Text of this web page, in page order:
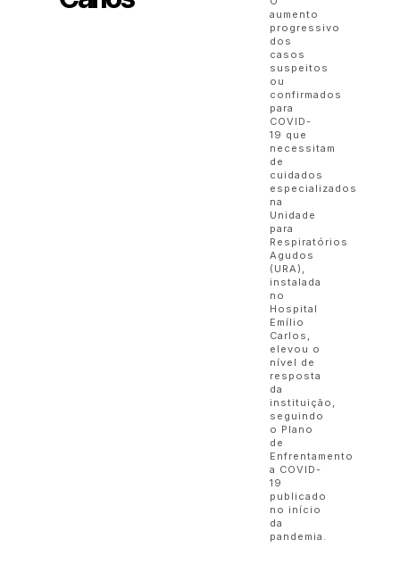
aumento
progressivo
dos
casos
suspeitos
ou
confirmados
para
COVID-
19 que
necessitam
de
cuidados
especializados
na
Unidade
para
Respiratórios
Agudos
(URA),
instalada
no
Hospital
Emílio
Carlos,
elevou o
nível de
resposta
da
instituição,
seguindo
o Plano
de
Enfrentamento
a COVID-
19
publicado
no início
da
pandemia.